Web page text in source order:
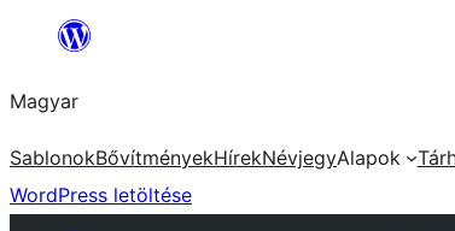
Ugrás
tartalomhoz
Magyar
SablonokBővítményekHírekNévjegyAlapok
WordPress letöltése